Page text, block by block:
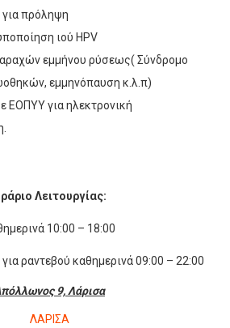
πρόληψη
ιού HPV
εμμήνου ρύσεως( Σύνδρομο
εμμηνόπαυση κ.λ.π)
ΕΟΠΥΥ για ηλεκτρονική
Λειτουργίας:
10:00 – 18:00
ραντεβού καθημερινά 09:00 – 22:00
9, Λάρισα
ΛΑΡΙΣΑ